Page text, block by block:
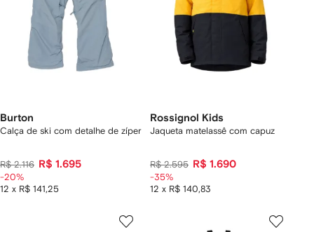
Burton
Calça de ski com detalhe de zíper
R$ 2.116 R$ 1.695
12 x R$ 141,25
-20%
Rossignol Kids
Jaqueta matelassê com capuz
R$ 2.595 R$ 1.690
12 x R$ 140,83
-35%